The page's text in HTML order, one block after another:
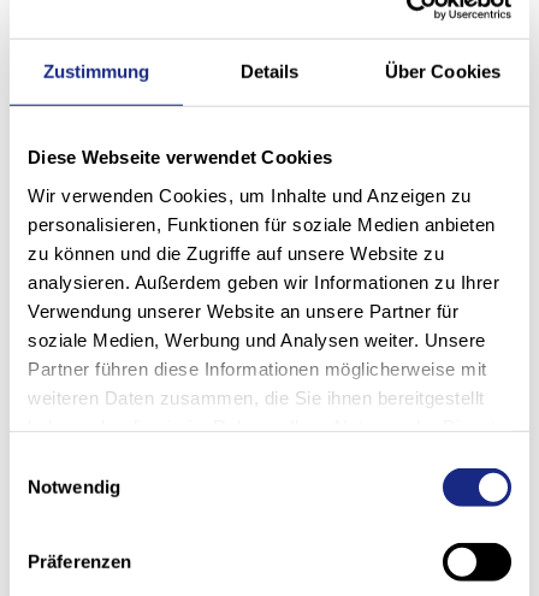
Zustimmung Details Über Cookies
Diese Webseite verwendet Cookies
Wir verwenden Cookies, um Inhalte und Anzeigen zu
personalisieren, Funktionen für soziale Medien anbieten
zu können und die Zugriffe auf unsere Website zu
analysieren. Außerdem geben wir Informationen zu Ihrer
Verwendung unserer Website an unsere Partner für
soziale Medien, Werbung und Analysen weiter. Unsere
Partner führen diese Informationen möglicherweise mit
weiteren Daten zusammen, die Sie ihnen bereitgestellt
Notwendig
Präferenzen
Building 100, Suite #100
Marietta, GA 30062
Teléfono: +1 678 244 1537
Correo electrónico: info stoecklin com
Web: www.stoecklin.com
CEO del Grupo: Jürg Frefel